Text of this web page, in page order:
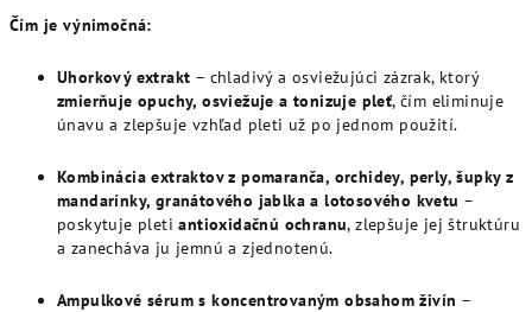
Čím je výnimočná:
Uhorkový extrakt – chladivý a osviežujúci zázrak, ktorý
zmierňuje opuchy, osviežuje a tonizuje pleť, čím eliminuje
únavu a zlepšuje vzhľad pleti už po jednom použití.
Kombinácia extraktov z pomaranča, orchidey, perly, šupky z
mandarínky, granátového jablka a lotosového kvetu –
poskytuje pletiantioxidačnú ochranu, zlepšuje jej štruktúru
a zanecháva ju jemnú a zjednotenú.
Ampulkové sérum s koncentrovaným obsahom živín –